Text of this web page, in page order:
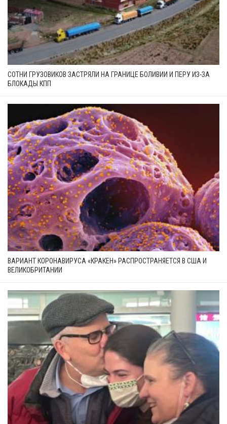
СОТНИ ГРУЗОВИКОВ ЗАСТРЯЛИ НА ГРАНИЦЕ БОЛИВИИ И ПЕРУ ИЗ-ЗА
БЛОКАДЫ КПП
ВАРИАНТ КОРОНАВИРУСА «КРАКЕН» РАСПРОСТРАНЯЕТСЯ В США И
ВЕЛИКОБРИТАНИИ